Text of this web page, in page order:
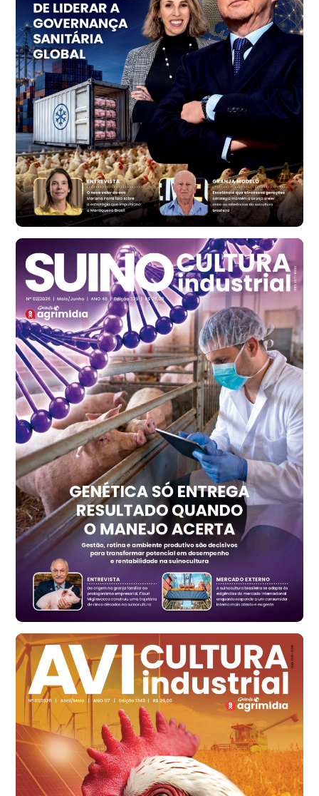
Ovo Vermelho - Regional
Vermelho
R$ 159,31
cx
Ovo Branco - Regional
Bastos (SP)
R$ 134,40
cx
Ovo Vermelho - Regional
Bastos (SP)
R$ 147,87
cx
Frango - Indicador
SP
R$ 7,13
kg
Frango - Indicador
SP
R$ 7,15
kg
Trigo Atacado - Regional
PR
R$ 1.414,20
t
Trigo Atacado - Regional
RS
R$ 1.314,40
t
Ovo Vermelho - Regional
Vermelho
R$ 171,15
cx
Ovo Branco - Regional
Santa Maria do Jetibá (ES)
R$ 139,43
cx
Ovo Branco - Regional
Recife (PE)
R$ 149,79
cx
Ovo Vermelho - Regional
Recife (PE)
R$ 158,77